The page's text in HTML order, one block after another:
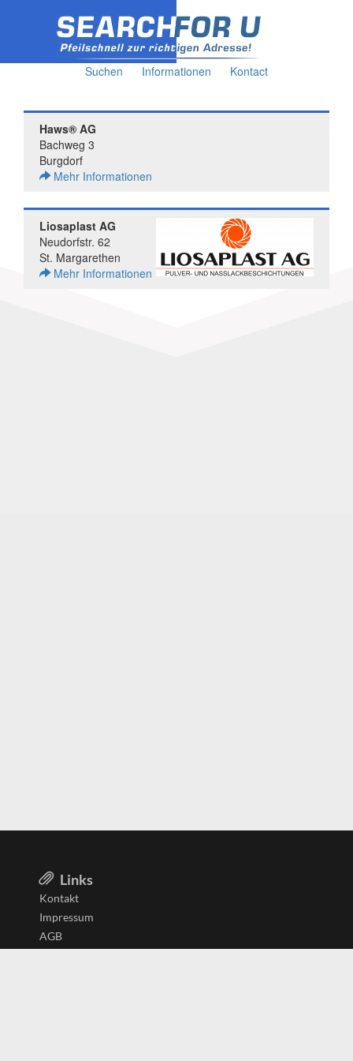
Suchen Informationen Kontact
Haws® AG
Bachweg 3
Burgdorf
Mehr Informationen
Liosaplast AG
Neudorfstr. 62
St. Margarethen
Mehr Informationen
Links
Kontakt
Impressum
AGB